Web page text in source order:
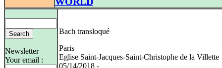
Newsletter
Your email :
Bach transloqué
Paris
Eglise Saint-Jacques-Saint-Christophe de la Villette
05/14/2018 -